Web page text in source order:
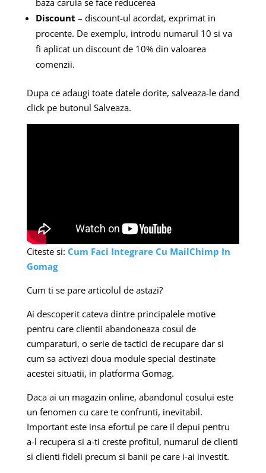
baza caruia se face reducerea
Discount – discount-ul acordat, exprimat in
procente. De exemplu, introdu numarul 10 si va
fi aplicat un discount de 10% din valoarea
comenzii.
Dupa ce adaugi toate datele dorite, salveaza-le dand
click pe butonul Salveaza.
Citeste si: Cum Faci Integrare Cu MailChimp In
Gomag
Cum ti se pare articolul de astazi?
Ai descoperit cateva dintre principalele motive
pentru care clientii abandoneaza cosul de
cumparaturi, o serie de tactici de recupare dar si
cum sa activezi doua module special destinate
acestei situatii, in platforma Gomag.
Daca ai un magazin online, abandonul cosului este
un fenomen cu care te confrunti, inevitabil.
Important este insa efortul pe care il depui pentru
a-l recupera si a-ti creste profitul, numarul de clienti
si clienti fideli precum si banii pe care i-ai investit.